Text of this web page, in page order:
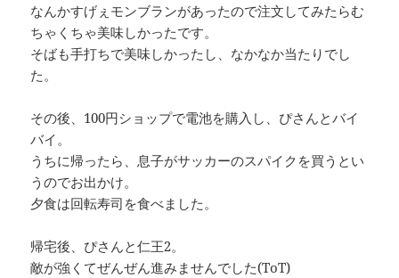
なんかすげぇモンブランがあったので注文してみたらむ
ちゃくちゃ美味しかったです。
そばも手打ちで美味しかったし、なかなか当たりでし
た。
その後、100円ショップで電池を購入し、ぴさんとバイ
バイ。
うちに帰ったら、息子がサッカーのスパイクを買うとい
うのでお出かけ。
夕食は回転寿司を食べました。
帰宅後、ぴさんと仁王2。
敵が強くてぜんぜん進みませんでした(ToT)